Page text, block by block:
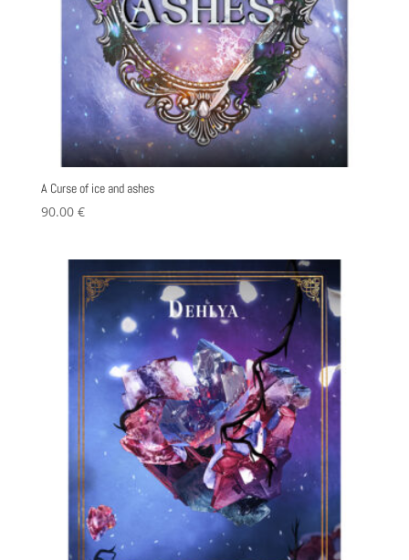
A Curse of ice and ashes
90.00 €